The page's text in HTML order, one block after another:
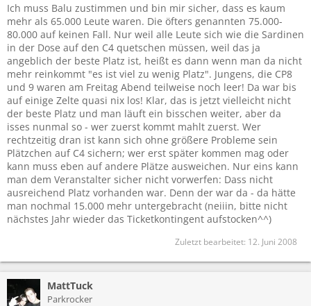
Ich muss Balu zustimmen und bin mir sicher, dass es kaum
mehr als 65.000 Leute waren. Die öfters genannten 75.000-
80.000 auf keinen Fall. Nur weil alle Leute sich wie die Sardinen
in der Dose auf den C4 quetschen müssen, weil das ja
angeblich der beste Platz ist, heißt es dann wenn man da nicht
mehr reinkommt "es ist viel zu wenig Platz". Jungens, die CP8
und 9 waren am Freitag Abend teilweise noch leer! Da war bis
auf einige Zelte quasi nix los! Klar, das is jetzt vielleicht nicht
der beste Platz und man läuft ein bisschen weiter, aber da
isses nunmal so - wer zuerst kommt mahlt zuerst. Wer
rechtzeitig dran ist kann sich ohne größere Probleme sein
Plätzchen auf C4 sichern; wer erst später kommen mag oder
kann muss eben auf andere Plätze ausweichen. Nur eins kann
man dem Veranstalter sicher nicht vorwerfen: Dass nicht
ausreichend Platz vorhanden war. Denn der war da - da hätte
man nochmal 15.000 mehr untergebracht (neiiin, bitte nicht
nächstes Jahr wieder das Ticketkontingent aufstocken^^)
Zuletzt bearbeitet: 12. Juni 2008
MattTuck
Parkrocker